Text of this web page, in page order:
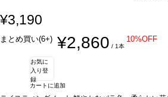
¥3,190
まとめ買い(6+) ¥2,860 / 1本
10%OFF
お気に
入り登
録
カートに追加